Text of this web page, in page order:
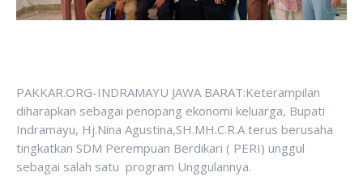
PAKKAR.ORG-INDRAMAYU JAWA BARAT:Keterampilan
diharapkan sebagai penopang ekonomi keluarga, Bupati
Indramayu, Hj.Nina Agustina,SH.MH.C.R.A terus berusaha
tingkatkan SDM Perempuan Berdikari ( PERI) unggul
sebagai salah satu program Unggulannya.